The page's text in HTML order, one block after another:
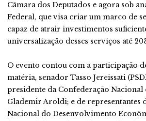
Câmara dos Deputados e agora sob
Federal, que visa criar um marco de
capaz de atrair investimentos
universalização desses serviços até
O evento contou com a participação
matéria, senador Tasso Jereissati
presidente da Confederação
Glademir Aroldi; e de representantes
Nacional do Desenvolvimento